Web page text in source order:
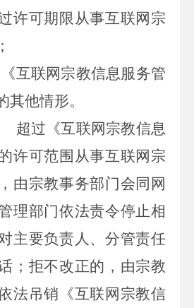
许可期限从事互联网宗
《互联网宗教信息服务管
其他情形。
超过《互联网宗教信息
许可范围从事互联网宗
由宗教事务部门会同网
理部门依法责令停止相
主要负责人、分管责任
；拒不改正的，由宗教
法吊销《互联网宗教信